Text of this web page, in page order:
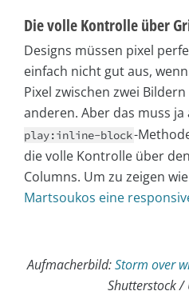
Die volle Kontrolle über
Designs müssen pixel
einfach nicht gut aus,
Pixel zwischen zwei
anderen. Aber das muss
play:inline-block-
die volle Kontrolle über
Columns. Um zu zeigen
Martsoukos eine
Aufmacherbild:Storm over
Shutterstock /